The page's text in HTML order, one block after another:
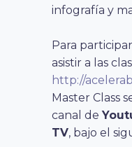
infografía y
Para
asistir a las
http://
Master Class
canal de
TV, bajo el